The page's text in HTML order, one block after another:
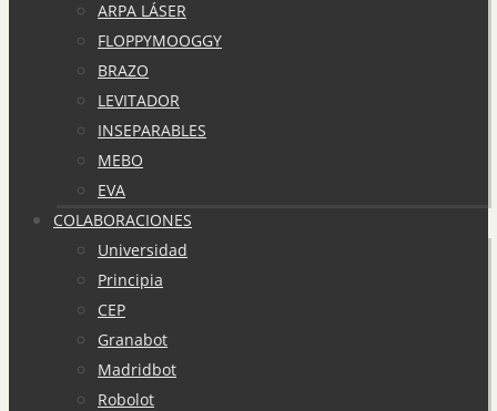
ARPA LÁSER
FLOPPYMOOGGY
BRAZO
LEVITADOR
INSEPARABLES
MEBO
EVA
COLABORACIONES
Universidad
Principia
CEP
Granabot
Madridbot
Robolot